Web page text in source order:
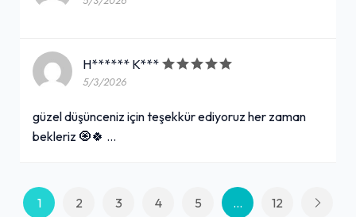
H****** K***
5/3/2026
güzel düşünceniz için teşekkür ediyoruz her zaman
bekleriz 🧿🍀 …
1 2 3 4 5 ... 12